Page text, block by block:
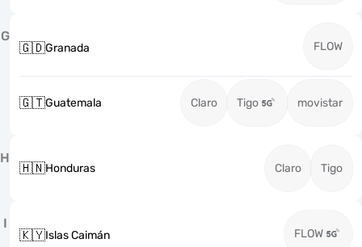
G
🇬🇩Granada FLOW
🇬🇹Guatemala Claro Tigo movistar
H
🇭🇳Honduras Claro Tigo
I
🇰🇾Islas Caimán FLOW